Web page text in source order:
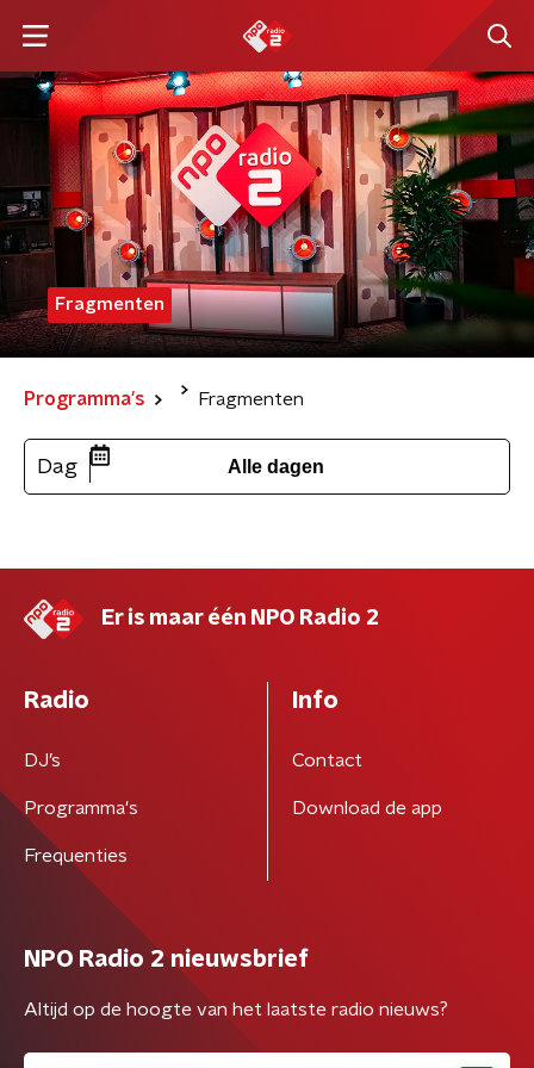
Fragmenten
Programma's Fragmenten
Dag Alle dagen
Er is maar één NPO Radio 2
Radio
DJ’s
Programma's
Frequenties
Info
Contact
Download de app
NPO Radio 2 nieuwsbrief
Altijd op de hoogte van het laatste radio nieuws?